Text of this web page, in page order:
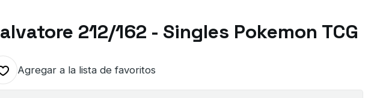
212/162 - Singles Pokemon TCG
Agregar a la lista de favoritos